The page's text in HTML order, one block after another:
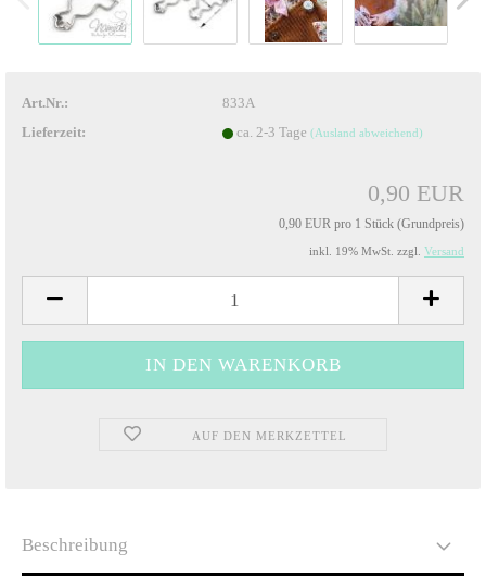
Art.Nr.:
833A
Lieferzeit:
ca. 2-3 Tage (Ausland abweichend)
0,90 EUR
0,90 EUR pro 1 Stück (Grundpreis)
inkl. 19% MwSt. zzgl. Versand
AUF DEN MERKZETTEL
Beschreibung